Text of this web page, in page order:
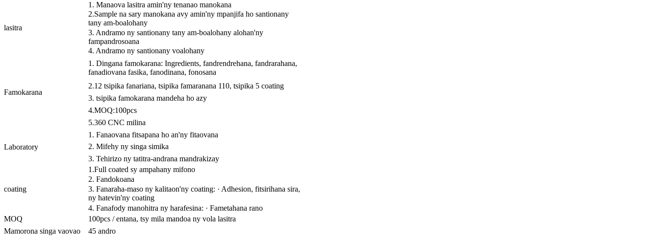
lasitra
1. Manaova lasitra amin'ny tenanao manokana
2.Sample na sary manokana avy amin'ny mpanjifa ho santionany
tany am-boalohany
3. Andramo ny santionany tany am-boalohany alohan'ny
fampandrosoana
4. Andramo ny santionany voalohany
Famokarana
1. Dingana famokarana: Ingredients, fandrendrehana, fandrarahana,
fanadiovana fasika, fanodinana, fonosana
2.12 tsipika fanariana, tsipika famaranana 110, tsipika 5 coating
3. tsipika famokarana mandeha ho azy
4.MOQ:100pcs
5.360 CNC milina
Laboratory
1. Fanaovana fitsapana ho an'ny fitaovana
2. Mifehy ny singa simika
3. Tehirizo ny tatitra-andrana mandrakizay
coating
1.Full coated sy ampahany mifono
2. Fandokoana
3. Fanaraha-maso ny kalitaon'ny coating: · Adhesion, fitsirihana sira,
ny hatevin'ny coating
4. Fanafody manohitra ny harafesina: · Fametahana rano
MOQ
100pcs / entana, tsy mila mandoa ny vola lasitra
Mamorona singa vaovao
45 andro